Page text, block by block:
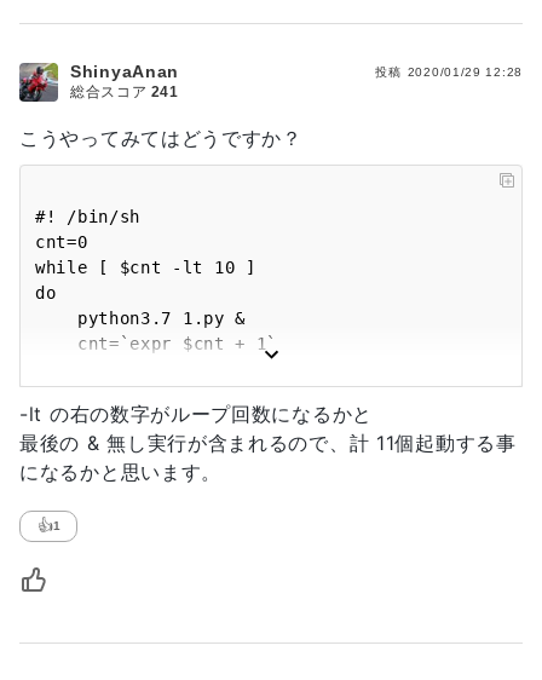
こうやってみてはどうですか？
#! /bin/sh
cnt=0
while [ $cnt -lt 10 ]
do
-lt の右の数字がループ回数になるかと
最後の & 無し実行が含まれるので、計 11個起動する事
になるかと思います。
投稿 2020/01/29 12:28
ShinyaAnan
総合スコア 241
👍1